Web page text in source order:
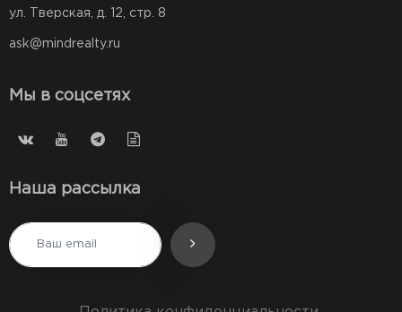
ул. Тверская, д. 12, стр. 8
ask@mindrealty.ru
Мы в соцсетях
Наша рассылка